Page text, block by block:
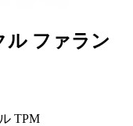
ル ファラン
TPM